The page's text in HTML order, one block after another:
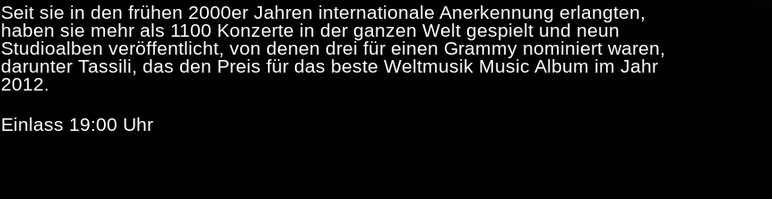
Seit sie in den frühen 2000er Jahren internationale Anerkennung erlangten,
haben sie mehr als 1100 Konzerte in der ganzen Welt gespielt und neun
Studioalben veröffentlicht, von denen drei für einen Grammy nominiert waren,
darunter Tassili, das den Preis für das beste Weltmusik Music Album im Jahr
2012.
Einlass 19:00 Uhr